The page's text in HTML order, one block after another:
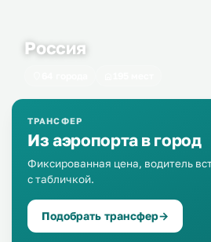
Россия
ТРАНСФЕР
Из аэропорта в город
Фиксированная цена, водитель
с табличкой.
Подобрать трансфер→